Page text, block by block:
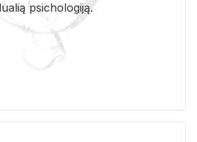
psi­cho­lo­gi­ją.